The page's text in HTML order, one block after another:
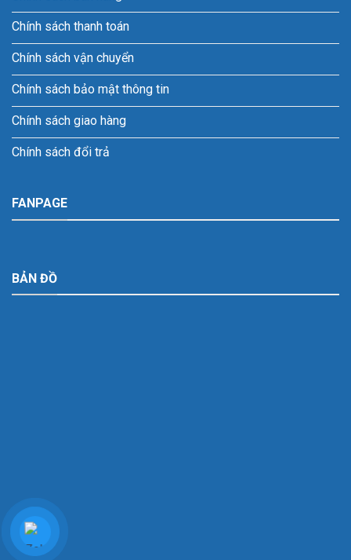
Chính sách thanh toán
Chính sách vận chuyển
Chính sách bảo mật thông tin
Chính sách giao hàng
Chính sách đổi trả
FANPAGE
BẢN ĐỒ